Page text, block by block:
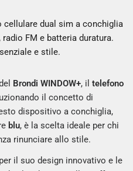
cellulare dual sim a conchiglia
FM e batteria duratura.
e stile.
Brondi WINDOW+, iltelefono
il concetto di
dispositivo a conchiglia,
blu, è la scelta ideale per chi
rinunciare allo stile.
il suo design innovativo e le